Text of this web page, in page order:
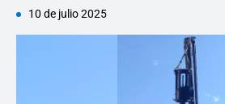
10 de julio 2025